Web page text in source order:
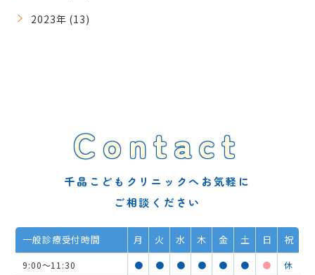
2023年 (13)
Contact
千晶こどもクリニックへお気軽に
ご相談ください
一般診療受付時間 月 火 水 木 金 土 日 祝
9:00～11:30 ● ● ● ● ● ● ● 休